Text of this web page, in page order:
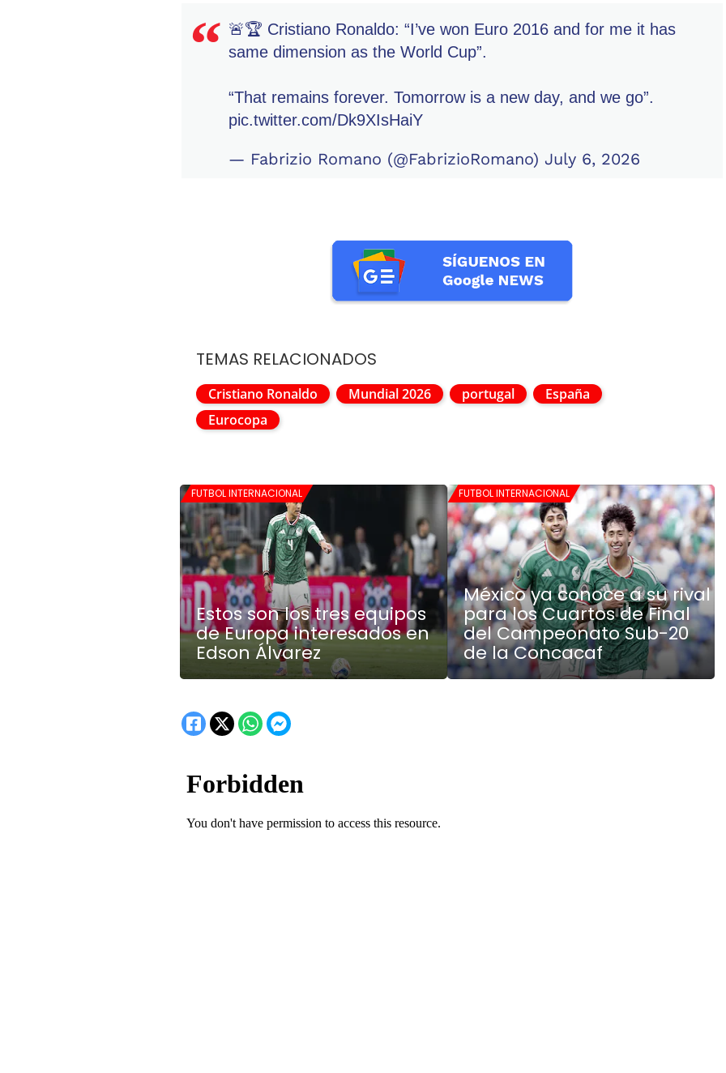
🚨🏆 Cristiano Ronaldo: “I’ve won Euro 2016 and for me it has
same dimension as the World Cup”.
“That remains forever. Tomorrow is a new day, and we go”.
pic.twitter.com/Dk9XIsHaiY
— Fabrizio Romano (@FabrizioRomano) July 6, 2026
TEMAS RELACIONADOS
Cristiano Ronaldo Mundial 2026 portugal
España
Eurocopa
FUTBOL INTERNACIONAL
Estos son los tres equipos
de Europa interesados en
Edson Álvarez
FUTBOL INTERNACIONAL
México ya conoce a su rival
para los Cuartos de Final
del Campeonato Sub-20
de la Concacaf